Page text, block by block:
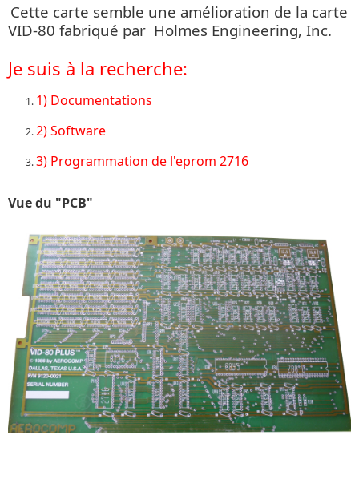
Cette carte semble une amélioration de la carte
VID-80 fabriqué par Holmes Engineering, Inc.
Je suis à la recherche:
1) Documentations
2) Software
3) Programmation de l'eprom 2716
Vue du "PCB"